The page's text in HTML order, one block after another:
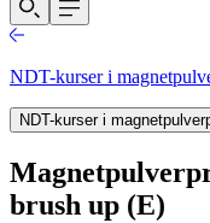
NDT-kurser i
NDT-kurser i
brush up (E)